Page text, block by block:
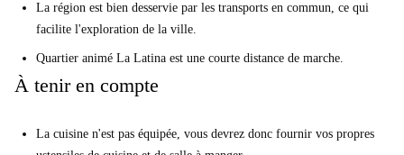
La région est bien desservie par les transports en commun, ce qui
facilite l'exploration de la ville.
Quartier animé La Latina est une courte distance de marche.
À tenir en compte
La cuisine n'est pas équipée, vous devrez donc fournir vos propres